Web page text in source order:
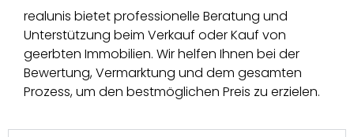
realunis bietet professionelle Beratung und
Unterstützung beim Verkauf oder Kauf von
geerbten Immobilien. Wir helfen Ihnen bei der
Bewertung, Vermarktung und dem gesamten
Prozess, um den bestmöglichen Preis zu erzielen.